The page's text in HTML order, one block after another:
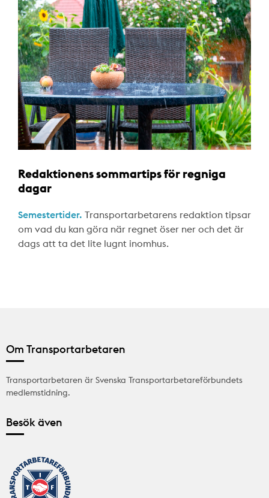
Redaktionens sommartips för regniga
dagar
Semestertider. Transportarbetarens redaktion tipsar
om vad du kan göra när regnet öser ner och det är
dags att ta det lite lugnt inomhus.
Om Transportarbetaren
Transportarbetaren är Svenska Transportarbetareförbundets
medlemstidning.
Besök även